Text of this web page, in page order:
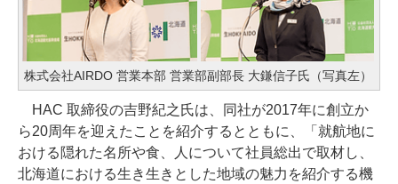
株式会社AIRDO 営業本部 営業部副部長 大鎌信子氏（写真左）
HAC 取締役の吉野紀之氏は、同社が2017年に創立か
ら20周年を迎えたことを紹介するとともに、「就航地に
おける隠れた名所や食、人について社員総出で取材し、
北海道における生き生きとした地域の魅力を紹介する機